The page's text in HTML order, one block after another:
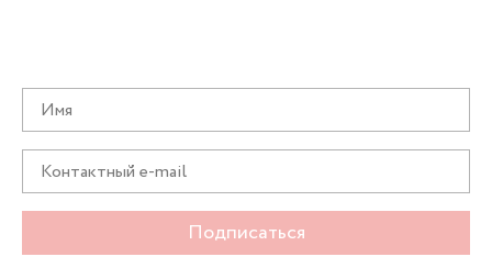
Подписаться